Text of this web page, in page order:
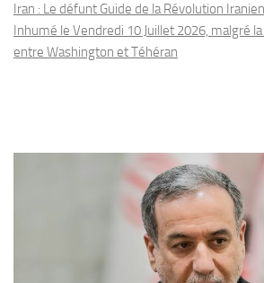
Iran : Le défunt Guide de la Révolution
Inhumé le Vendredi 10 Juillet 2026, malgré
entre Washington et Téhéran